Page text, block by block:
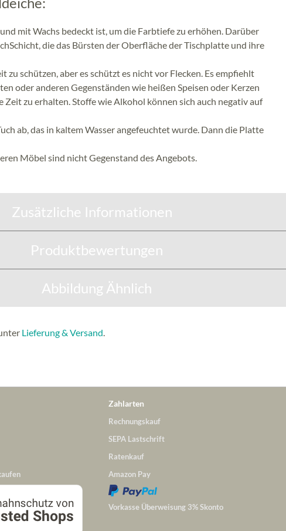
mit Wachs bedeckt ist, um die Farbtiefe zu erhöhen. Darüber
die das Bürsten der Oberfläche der Tischplatte und ihre
schützen, aber es schützt es nicht vor Flecken. Es empfiehlt
oder anderen Gegenständen wie heißen Speisen oder Kerzen
zu erhalten. Stoffe wie Alkohol können sich auch negativ auf
ab, das in kaltem Wasser angefeuchtet wurde. Dann die Platte
Möbel sind nicht Gegenstand des Angebots.
Zusätzliche Informationen
Produktbewertungen
Abbildung Ähnlich
Lieferung & Versand.
Zahlarten
Rechnungskauf
SEPA Lastschrift
Ratenkauf
Amazon Pay
Vorkasse Überweisung 3% Skonto